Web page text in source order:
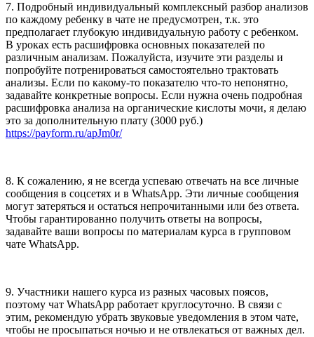
7. Подробный индивидуальный комплексный разбор анализов
по каждому ребенку в чате не предусмотрен, т.к. это
предполагает глубокую индивидуальную работу с ребенком.
В уроках есть расшифровка основных показателей по
различным анализам. Пожалуйста, изучите эти разделы и
попробуйте потренироваться самостоятельно трактовать
анализы. Если по какому-то показателю что-то непонятно,
задавайте конкретные вопросы. Если нужна очень подробная
расшифровка анализа на органические кислоты мочи, я делаю
это за дополнительную плату (3000 руб.)
https://payform.ru/apJm0r/
8. К сожалению, я не всегда успеваю отвечать на все личные
сообщения в соцсетях и в WhatsApp. Эти личные сообщения
могут затеряться и остаться непрочитанными или без ответа.
Чтобы гарантированно получить ответы на вопросы,
задавайте ваши вопросы по материалам курса в групповом
чате WhatsApp.
9. Участники нашего курса из разных часовых поясов,
поэтому чат WhatsApp работает круглосуточно. В связи с
этим, рекомендую убрать звуковые уведомления в этом чате,
чтобы не просыпаться ночью и не отвлекаться от важных дел.